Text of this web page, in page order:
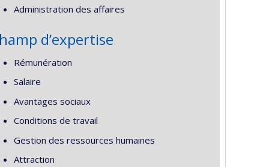
Administration des affaires
d’expertise
Rémunération
Salaire
Avantages sociaux
Conditions de travail
Gestion des ressources humaines
Attraction